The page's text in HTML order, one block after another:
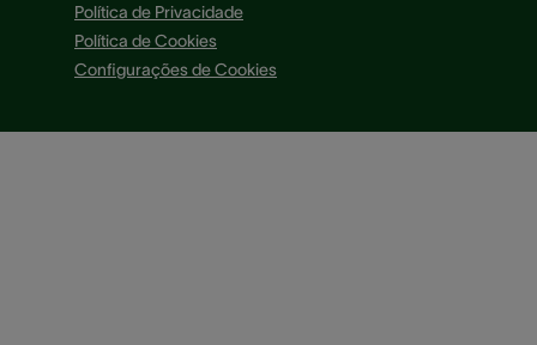
Política de Privacidade
Política de Cookies
Configurações de Cookies